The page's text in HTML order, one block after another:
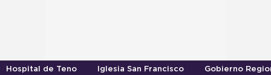
Hospital de Teno Iglesia San Francisco Gobierno